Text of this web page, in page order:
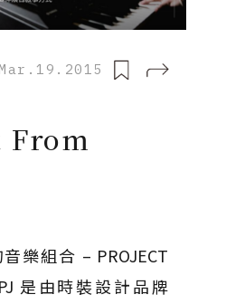
樂組合 – PROJECT
是由時裝設計品牌